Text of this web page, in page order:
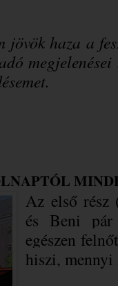
jövök haza a
Az első rész
és Beni pár
egészen
hiszi,